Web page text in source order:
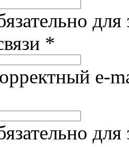
для
*
e-
для